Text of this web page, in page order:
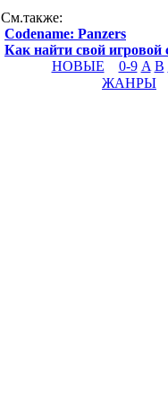
См.также:
Codename: Panzers
Как найти свой игровой
НОВЫЕ
0-9 A B
ЖАНРЫ